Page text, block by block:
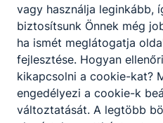
Partnereink
vagy használja leginkább,
biztosítsunk Önnek még
ha ismét meglátogatja
fejlesztése. Hogyan
kikapcsolni a cookie-kat?
engedélyezi a cookie-k
változtatását. A legtöbb